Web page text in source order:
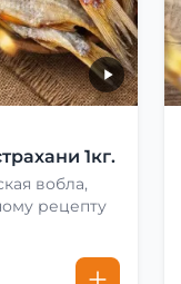
1кг.
вобла,
рецепту